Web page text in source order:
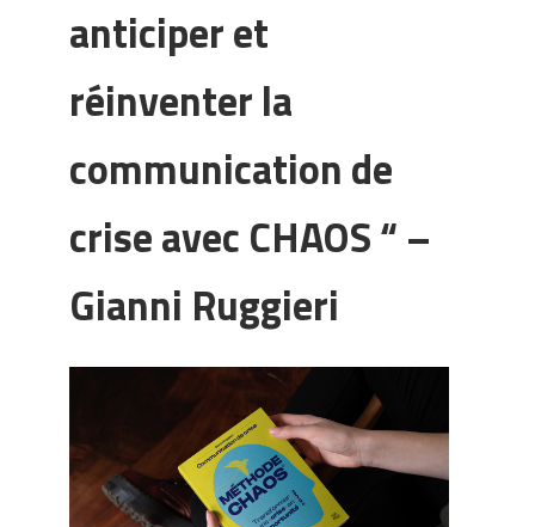
anticiper et
réinventer la
communication de
crise avec CHAOS “ –
Gianni Ruggieri